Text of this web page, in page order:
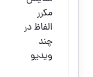
مکرر
الفاظ در
چند
ویدیو